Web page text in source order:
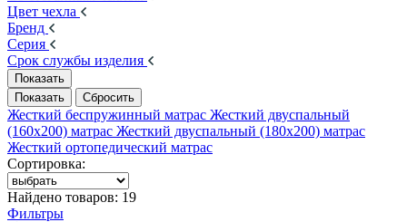
Цвет чехла
Бренд
Серия
Срок службы изделия
Жесткий беспружинный матрас Жесткий двуспальный
(160х200) матрас Жесткий двуспальный (180х200) матрас
Жесткий ортопедический матрас
Сортировка:
Найдено товаров: 19
Фильтры